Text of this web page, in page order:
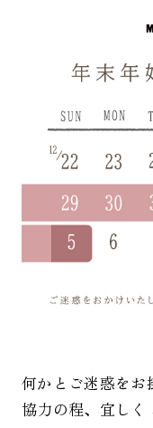
何かとご迷惑をお
協力の程、宜しく